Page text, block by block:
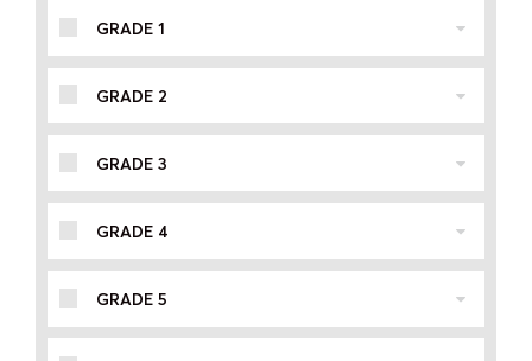
GRADE 1
GRADE 2
GRADE 3
GRADE 4
GRADE 5